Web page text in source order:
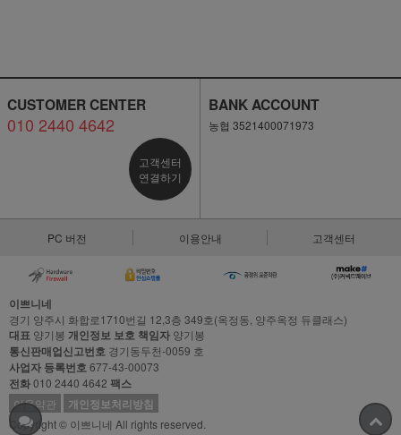
CUSTOMER CENTER
010 2440 4642
고객센터
연결하기
BANK ACCOUNT
농협 3521400071973
PC 버전 이용안내 고객센터
이쁘니네
경기 양주시 화합로1710번길 12,3층 349호(옥정동, 양주옥정 듀클래스)
대표 양기봉 개인정보 보호 책임자 양기봉
통신판매업신고번호 경기동두천-0059 호
사업자 등록번호 677-43-00073
전화010 2440 4642 팩스
이용약관 개인정보처리방침
Copyright © 이쁘니네 All rights reserved.